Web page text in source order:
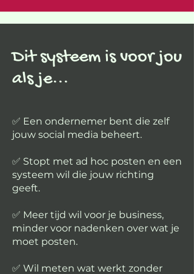
Dit systeem is voor jou
als je...
✅ Een ondernemer bent die zelf
jouw social media beheert.
✅ Stopt met ad hoc posten en een
systeem wil die jouw richting
geeft.
✅ Meer tijd wil voor je business,
minder voor nadenken over wat je
moet posten.
✅ Wil meten wat werkt zonder